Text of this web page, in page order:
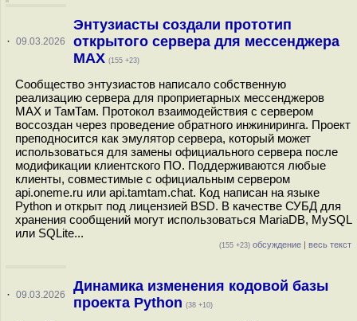
· 09.03.2026
Энтузиасты создали прототип
открытого сервера для мессенджера
MAX (155 +23)
Сообщество энтузиастов написало собственную
реализацию сервера для проприетарных мессенджеров
MAX и ТамТам. Протокол взаимодействия с сервером
воссоздан через проведение обратного инжиниринга. Проект
преподносится как эмулятор сервера, который может
использоваться для замены официального сервера после
модификации клиентского ПО. Поддерживаются любые
клиенты, совместимые с официальным сервером
api.oneme.ru или api.tamtam.chat. Код написан на языке
Python и открыт под лицензией BSD. В качестве СУБД для
хранения сообщений могут использоваться MariaDB, MySQL
или SQLite...
(155 +23) обсуждение | весь текст
· 09.03.2026
Динамика изменения кодовой базы
проекта Python (38 +10)